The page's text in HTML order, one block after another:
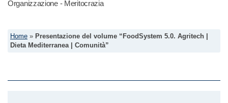
Organizzazione - Meritocrazia
Home » Presentazione del volume “FoodSystem 5.0. Agritech |
Dieta Mediterranea | Comunità”